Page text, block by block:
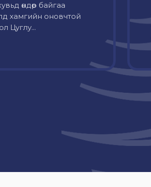
өндөр байгаа
хамгийн оновчтой
Цуглу...